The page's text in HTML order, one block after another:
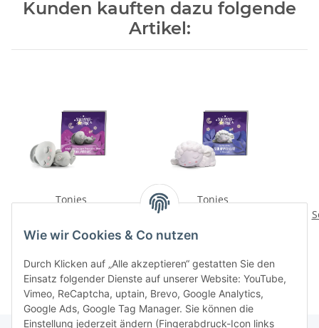
Wie wir Cookies & Co nutzen
Durch Klicken auf „Alle akzeptieren“ gestatten Sie den
Einsatz folgender Dienste auf unserer Website: YouTube,
Vimeo, ReCaptcha, uptain, Brevo, Google Analytics,
Google Ads, Google Tag Manager. Sie können die
Einstellung jederzeit ändern (Fingerabdruck-Icon links
Kunden kauften dazu folgende
Artikel:
Tonies
Klassik zum Einschlafen
– Träum schön, kleiner
Schlummerhase
16,99 € *
Tonies
Schlummerschaf im
Zauberwald
16,99 €